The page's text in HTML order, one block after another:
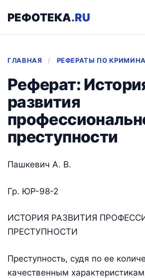
РЕФОТЕКА.RU
ГЛАВНАЯ / РЕФЕРАТЫ ПО
Реферат:
развития
преступности
Пашкевич А. В.
Гр. ЮР-98-2
ИСТОРИЯ РАЗВИТИЯ
ПРЕСТУПНОСТИ
Преступность, судя по ее
качественным